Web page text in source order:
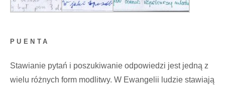
PUENTA
Stawianie pytań i poszukiwanie odpowiedzi jest jedną z
wielu różnych form modlitwy. W Ewangelii ludzie stawiają